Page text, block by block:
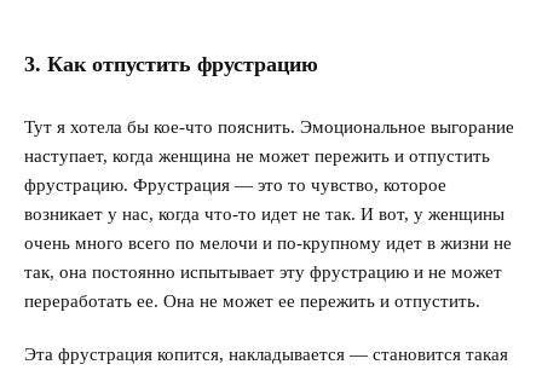
3. Как отпустить фрустрацию
Тут я хотела бы кое-что пояснить. Эмоциональное выгорание
наступает, когда женщина не может пережить и отпустить
фрустрацию. Фрустрация — это то чувство, которое
возникает у нас, когда что-то идет не так. И вот, у женщины
очень много всего по мелочи и по-крупному идет в жизни не
так, она постоянно испытывает эту фрустрацию и не может
переработать ее. Она не может ее пережить и отпустить.
Эта фрустрация копится, накладывается — становится такая